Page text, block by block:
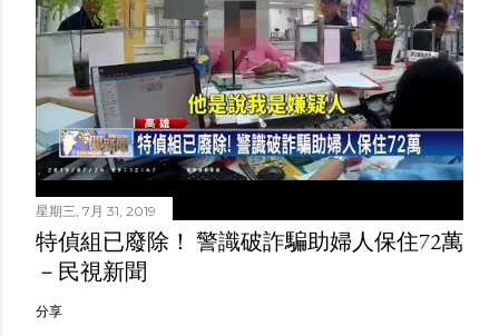
星期三, 7月 31, 2019
特偵組已廢除！ 警識破詐騙助婦人保住72萬
－民視新聞
分享